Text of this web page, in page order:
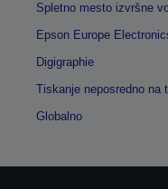
Spletno mesto izvršne
Epson Europe
Digigraphie
Tiskanje neposredno na
Globalno